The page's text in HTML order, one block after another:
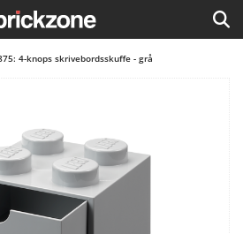
4-knops skrivebordsskuffe - grå